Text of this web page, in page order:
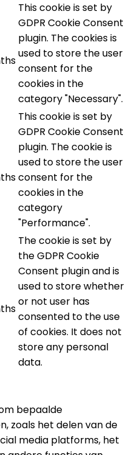
This cookie is set by
GDPR Cookie Consent
plugin. The cookies is
used to store the user
consent for the
cookies in the
category "Necessary".
This cookie is set by
GDPR Cookie Consent
plugin. The cookie is
used to store the user
consent for the
cookies in the
category
"Performance".
The cookie is set by
the GDPR Cookie
Consent plugin and is
used to store whether
or not user has
consented to the use
of cookies. It does not
store any personal
data.
bepaalde
zoals het delen van de
media platforms, het